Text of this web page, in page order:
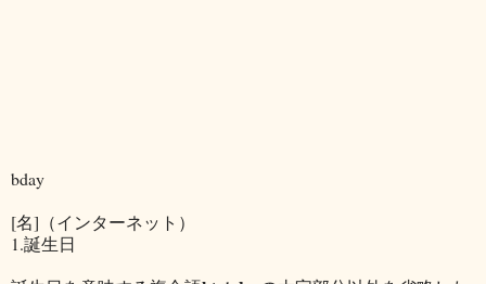
bday
[名]（インターネット）
1.誕生日